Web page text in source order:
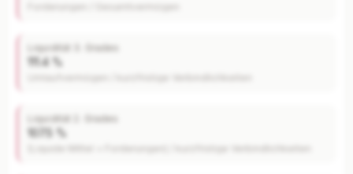
Liquidität 3. Grades
111.4 %
Liquidität 2. Grades
107.5 %